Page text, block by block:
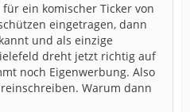
ein komischer Ticker von
eingetragen, dann
und als einzige
dreht jetzt richtig auf
noch Eigenwerbung. Also
Warum dann